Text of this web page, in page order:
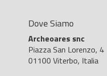
Dove Siamo
Archeoares snc
Piazza San Lorenzo, 4
01100 Viterbo, Italia